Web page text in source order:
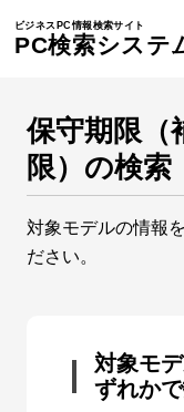
ビジネスPC情報検索サイト
PC検索システ
保守期限（
限）の検索
対象モデルの情報
ださい。
対象モ
ずれか